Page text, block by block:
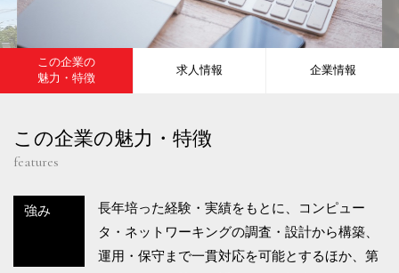
この企業の
魅力・特徴
求人情報 企業情報
この企業の魅力・特徴
features
強み
長年培った経験・実績をもとに、コンピュー
タ・ネットワーキングの調査・設計から構築、
運用・保守まで一貫対応を可能とするほか、第